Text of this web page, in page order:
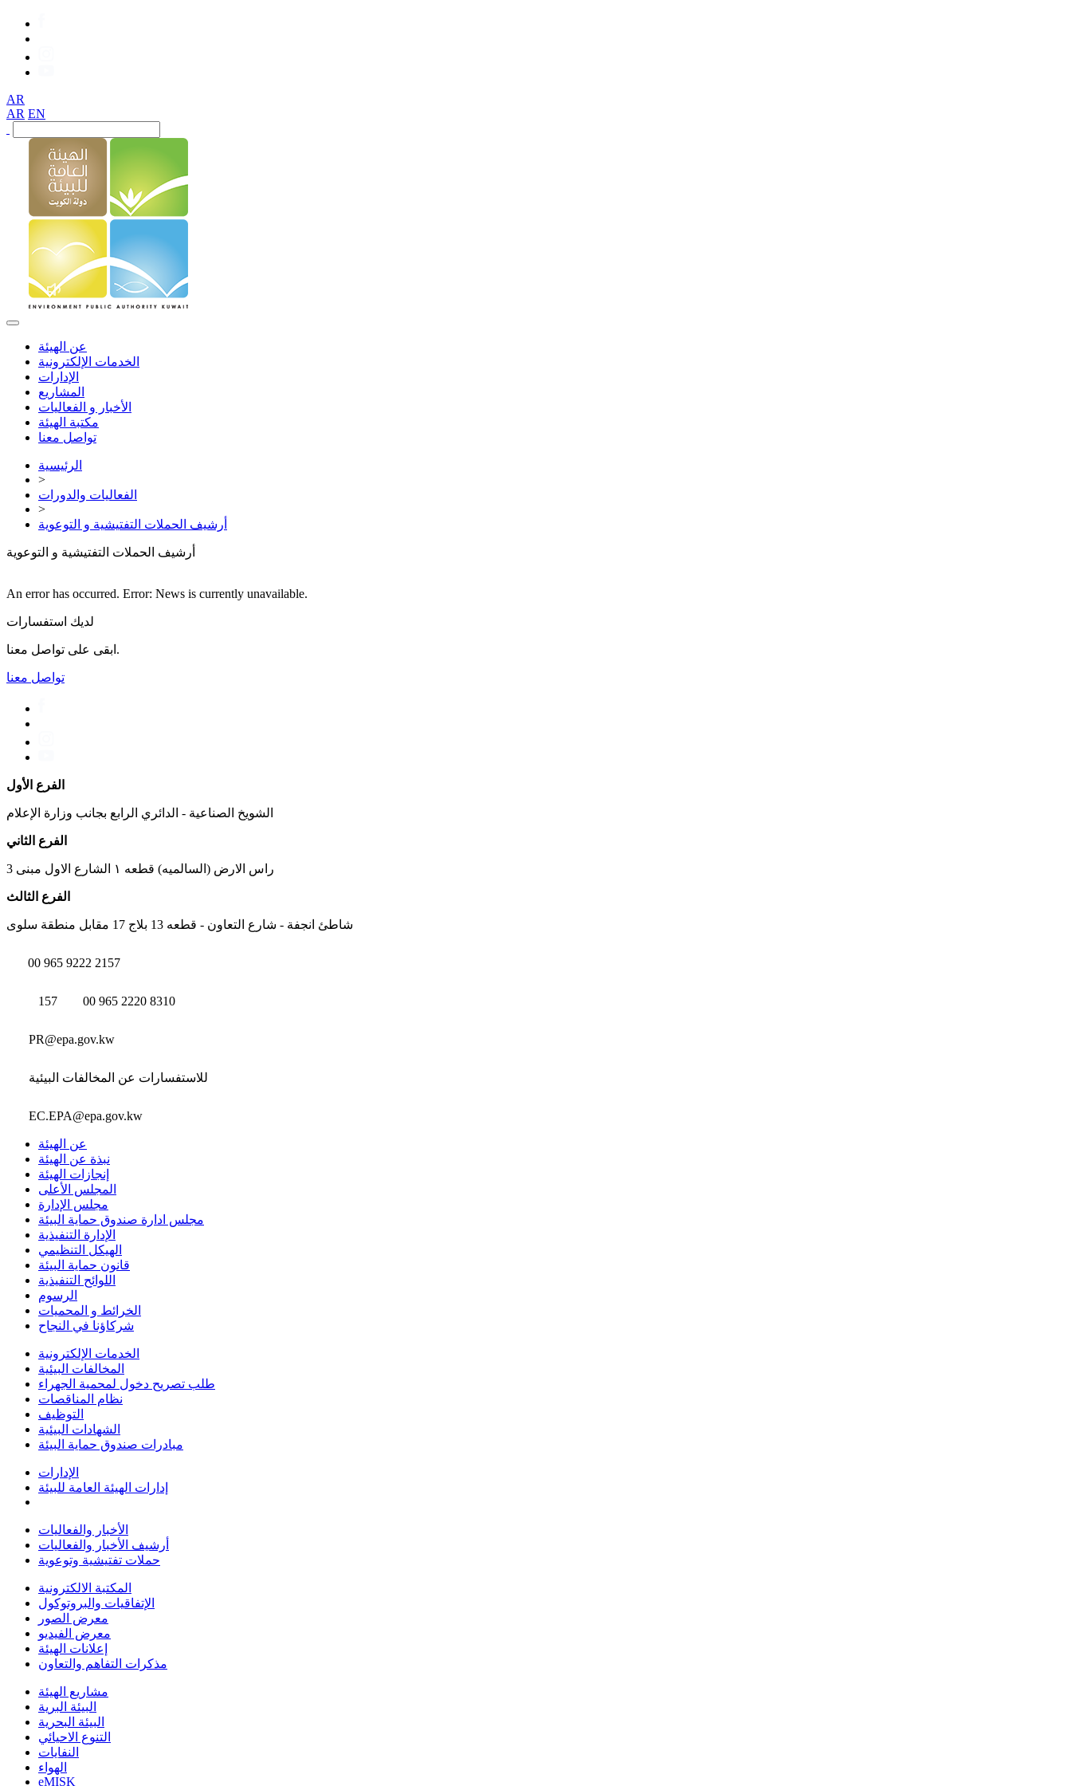
AR
AR EN
عن الهيئة
الخدمات الإلكترونية
الإدارات
المشاريع
الأخبار و الفعاليات
مكتبة الهيئة
تواصل معنا
الرئيسية
>
الفعاليات والدورات
>
أرشيف الحملات التفتيشية و التوعوية
أرشيف الحملات التفتيشية و التوعوية
An error has occurred. Error: News is currently unavailable.
لديك استفسارات
ابقى على تواصل معنا.
تواصل معنا
الفرع الأول
الشويخ الصناعية - الدائري الرابع بجانب وزارة الإعلام
الفرع الثاني
راس الارض (السالميه) قطعه ١ الشارع الاول مبنى 3
الفرع الثالث
شاطئ انجفة - شارع التعاون - قطعه 13 بلاج 17 مقابل منطقة سلوى
00 965 9222 2157
157 00 965 2220 8310
PR@epa.gov.kw
للاستفسارات عن المخالفات البيئية
EC.EPA@epa.gov.kw
عن الهيئة
نبذة عن الهيئة
إنجازات الهيئة
المجلس الأعلى
مجلس الإدارة
مجلس ادارة صندوق حماية البيئة
الإدارة التنفيذية
الهيكل التنظيمي
قانون حماية البيئة
اللوائح التنفيذية
الرسوم
الخرائط و المحميات
شركاؤنا في النجاح
الخدمات الإلكترونية
المخالفات البيئية
طلب تصريح دخول لمحمية الجهراء
نظام المناقصات
التوظيف
الشهادات البيئية
مبادرات صندوق حماية البيئة
الإدارات
إدارات الهيئة العامة للبيئة
الأخبار والفعاليات
أرشيف الأخبار والفعاليات
حملات تفتيشية وتوعوية
المكتبة الالكترونية
الإتفاقيات والبروتوكول
معرض الصور
معرض الفيديو
إعلانات الهيئة
مذكرات التفاهم والتعاون
مشاريع الهيئة
البيئة البرية
البيئة البحرية
التنوع الاحيائي
النفايات
الهواء
eMISK